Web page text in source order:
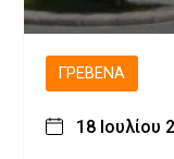
ΓΡΕΒΕΝΆ
18 Ιουλίου